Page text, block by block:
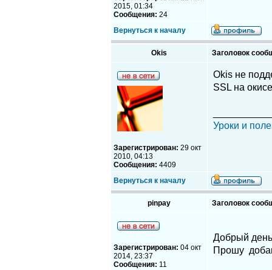
2015, 01:34
Сообщения: 24
Вернуться к началу
Okis Заголовок
Зарегистрирован: 29 окт
2010, 04:13
Сообщения: 4409
Okis не
SSL на
Уроки и
Вернуться к началу
pinpay Заголовок
Зарегистрирован: 04 окт
2014, 23:37
Сообщения: 11
Добрый
Прошу